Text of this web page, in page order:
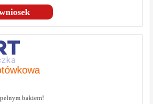
bakiem!